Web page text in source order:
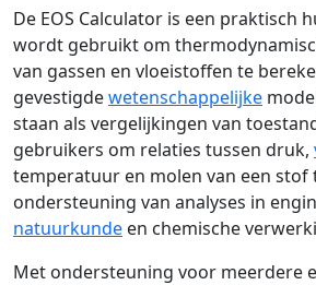
De EOS Calculator is een praktisch
wordt gebruikt om
van gassen en vloeistoffen te
gevestigdewetenschappelijke
staan als vergelijkingen van
gebruikers om relaties tussen druk,
temperatuur en molen van een stof
ondersteuning van analyses in
natuurkunde en chemische
Met ondersteuning voor meerdere